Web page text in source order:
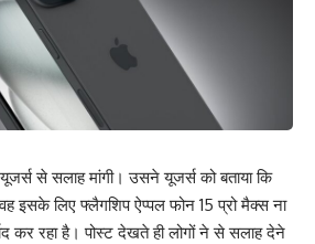
से सलाह मांगी। उसने यूजर्स को बताया कि
इसके लिए फ्लैगशिप ऐप्पल फोन 15 प्रो मैक्स ना
कर रहा है। पोस्ट देखते ही लोगों ने से सलाह देने